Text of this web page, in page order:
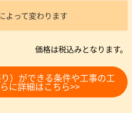
よって変わります
価格は税込みとなります。
）ができる条件や工事の工
に詳細はこちら>>